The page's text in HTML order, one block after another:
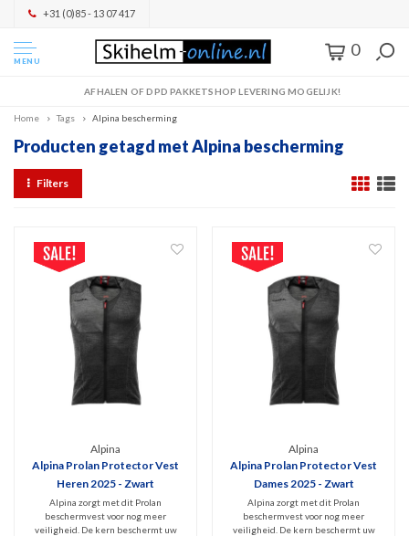
+31 (0)85 - 13 07 417
MENU
0
AFHALEN OF DPD PAKKETSHOP LEVERING MOGELIJK!
Home Tags Alpina bescherming
Producten getagd met Alpina bescherming
Filters
Alpina
Alpina Prolan Protector Vest
Heren 2025 - Zwart
Alpina zorgt met dit Prolan
beschermvest voor nog meer
veiligheid. De kern beschermt uw
Alpina
Alpina Prolan Protector Vest
Dames 2025 - Zwart
Alpina zorgt met dit Prolan
beschermvest voor nog meer
veiligheid. De kern beschermt uw